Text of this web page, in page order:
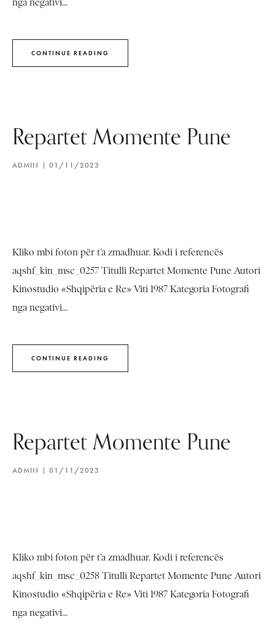
nga negativi...
CONTINUE READING
Repartet Momente Pune
ADMIN 01/11/2023
Kliko mbi foton për t’a zmadhuar. Kodi i referencës
aqshf_kin_msc_0257 Titulli Repartet Momente Pune Autori
Kinostudio «Shqipëria e Re» Viti 1987 Kategoria Fotografi
nga negativi...
CONTINUE READING
Repartet Momente Pune
ADMIN 01/11/2023
Kliko mbi foton për t’a zmadhuar. Kodi i referencës
aqshf_kin_msc_0258 Titulli Repartet Momente Pune Autori
Kinostudio «Shqipëria e Re» Viti 1987 Kategoria Fotografi
nga negativi...